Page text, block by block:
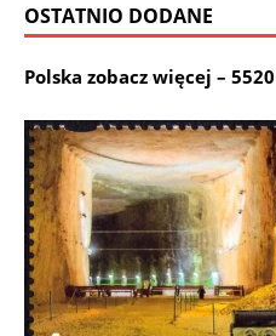
OSTATNIO DODANE
Polska zobacz więcej – 5520